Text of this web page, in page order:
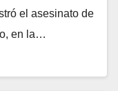
el asesinato de
en la…